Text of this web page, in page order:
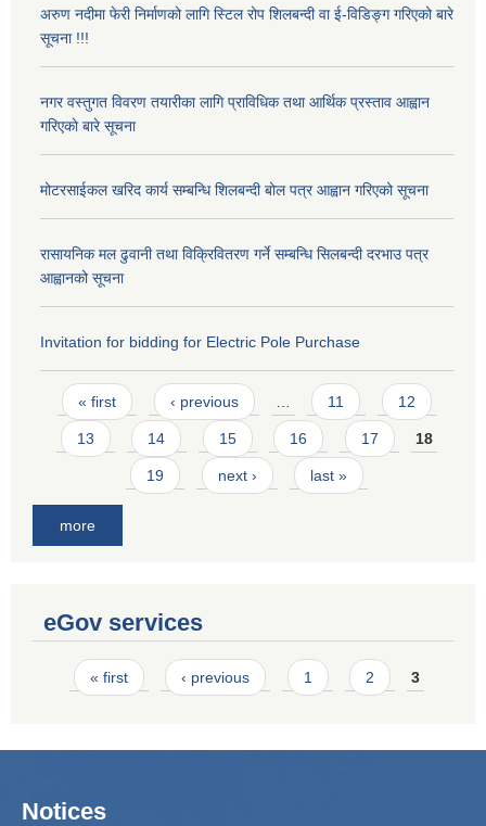
अरुण नदीमा फेरी निर्माणको लागि स्टिल रोप शिलबन्दी वा ई-विडिङ्ग गरिएको बारे
सूचना !!!
नगर वस्तुगत विवरण तयारीका लागि प्राविधिक तथा आर्थिक प्रस्ताव आह्वान
गरिएकाे बारे सूचना
मोटरसाईकल खरिद कार्य सम्बन्धि शिलबन्दी बोल पत्र आह्वान गरिएको सूचना
रासायनिक मल ढुवानी तथा विक्रिवितरण गर्ने सम्बन्धि सिलबन्दी दरभाउ पत्र
आह्वानको सूचना
Invitation for bidding for Electric Pole Purchase
Pages
« first ‹ previous 11 12
13 14 15 16 17 18
19 next › last »
more
eGov services
Pages
« first ‹ previous 1 2 3
Notices